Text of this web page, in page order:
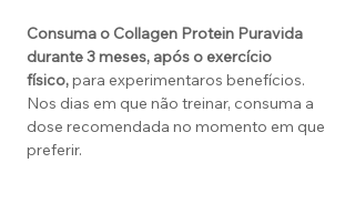
Consuma o Collagen Protein Puravida
durante3 meses, após o exercício
físico,para experimentaros benefícios.
Nos dias em que não treinar, consuma a
dose recomendada no momento em que
preferir.